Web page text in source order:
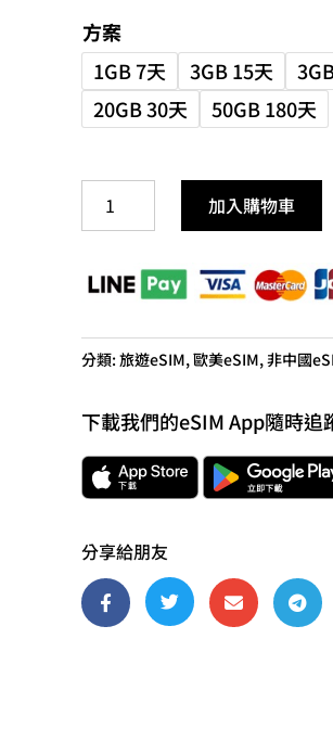
方案
1GB 7天
3GB 15天
20GB 30天
50GB 180天
5G
遊
卡
量
加入購物車
分類:旅遊eSIM,歐美eSIM,非中國
下載我們的eSIM App隨時追
分享給朋友
   